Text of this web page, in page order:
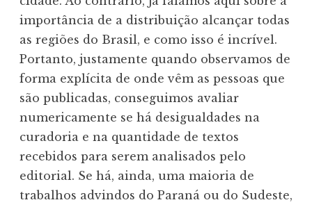
importância de a distribuição alcançar todas
as regiões do Brasil, e como isso é incrível.
Portanto, justamente quando observamos de
forma explícita de onde vêm as pessoas que
são publicadas, conseguimos avaliar
numericamente se há desigualdades na
curadoria e na quantidade de textos
recebidos para serem analisados pelo
editorial. Se há, ainda, uma maioria de
trabalhos advindos do Paraná ou do Sudeste,